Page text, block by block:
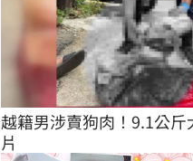
越籍男涉賣狗肉！9.1公斤
片